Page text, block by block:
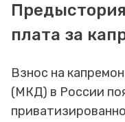
плата за
Взнос на
(МКД) в России